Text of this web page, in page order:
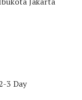
3 Day